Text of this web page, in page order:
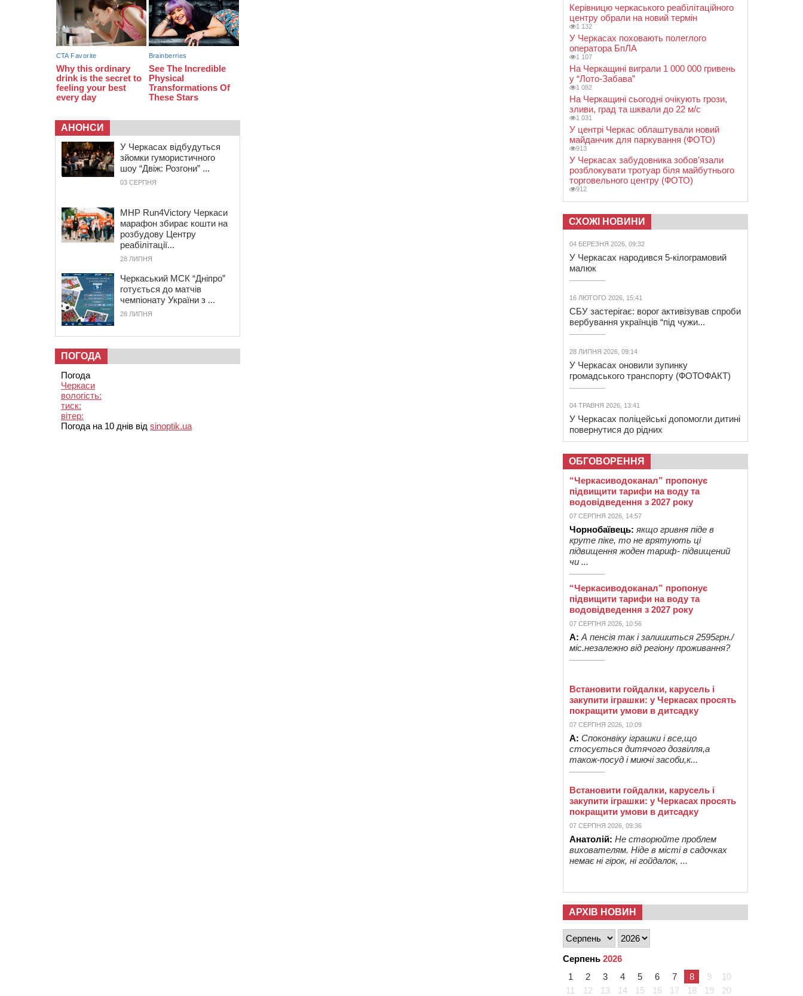
АНОНСИ
У Черкасах відбудуться
зйомки гумористичного
шоу “Двіж: Розгони” ...
03 СЕРПНЯ
MHP Run4Victory Черкаси
марафон збирає кошти на
розбудову Центру
реабілітації...
28 ЛИПНЯ
Черкаський МСК “Дніпро”
готується до матчів
чемпіонату України з ...
28 ЛИПНЯ
ПОГОДА
Погода
Черкаси
вологість:
тиск:
вітер:
Погода на 10 днів від sinoptik.ua
Керівницю черкаського реабілітаційного
центру обрали на новий термін
1 132
У Черкасах поховають полеглого
оператора БпЛА
1 107
На Черкащині виграли 1 000 000 гривень
у “Лото-Забава”
1 082
На Черкащині сьогодні очікують грози,
зливи, град та шквали до 22 м/с
1 031
У центрі Черкас облаштували новий
майданчик для паркування (ФОТО)
913
У Черкасах забудовника зобов’язали
розблокувати тротуар біля майбутнього
торговельного центру (ФОТО)
912
СХОЖІ НОВИНИ
04 БЕРЕЗНЯ 2026, 09:32
У Черкасах народився 5-кілограмовий
малюк
16 ЛЮТОГО 2026, 15:41
СБУ застерігає: ворог активізував спроби
вербування українців “під чужи...
28 ЛИПНЯ 2026, 09:14
У Черкасах оновили зупинку
громадського транспорту (ФОТОФАКТ)
04 ТРАВНЯ 2026, 13:41
У Черкасах поліцейські допомогли дитині
повернутися до рідних
ОБГОВОРЕННЯ
“Черкасиводоканал” пропонує
підвищити тарифи на воду та
водовідведення з 2027 року
07 СЕРПНЯ 2026, 14:57
Чорнобаївець: якщо гривня піде в
круте піке, то не врятують ці
підвищення жоден тариф- підвищений
чи ...
“Черкасиводоканал” пропонує
підвищити тарифи на воду та
водовідведення з 2027 року
07 СЕРПНЯ 2026, 10:56
А: А пенсія так і залишиться 2595грн./
міс.незалежно від регіону проживання?
Встановити гойдалки, карусель і
закупити іграшки: у Черкасах просять
покращити умови в дитсадку
07 СЕРПНЯ 2026, 10:09
А: Споконвіку іграшки і все,що
стосується дитячого дозвілля,а
також-посуд і миючі засоби,к...
Встановити гойдалки, карусель і
закупити іграшки: у Черкасах просять
покращити умови в дитсадку
07 СЕРПНЯ 2026, 09:36
Анатолій: Не створюйте проблем
вихователям. Ніде в місті в садочках
немає ні гірок, ні гойдалок, ...
АРХІВ НОВИН
Серпень 2026
1
2 3 4 5 6 7 8 9
10
11
12 13 14 15 16 17 18 19 20